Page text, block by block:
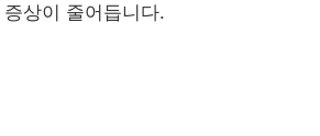
상이 줄어듭니다.